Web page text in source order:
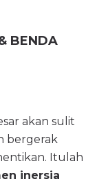
BENDA
akan sulit
bergerak
Itulah
inersia